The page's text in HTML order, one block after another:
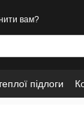
вам?
підлоги